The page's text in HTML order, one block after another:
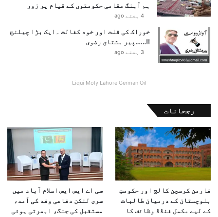
ہم آہنگ مقامی حکومتوں کے قیام پر زور
4 ہفتے ago
خوراک کی قلت اور خود کفالت ۔ایک بڑا چیلنج
!!……پیر مشتاق رضوی
3 ہفتے ago
Liqui Moly Lahore German Oil
رجحانات
فارمن کرسچن کالج اور حکومتِ
بلوچستان کے درمیان طالبات
کے لیے مکمل فنڈڈ وظائف کا
سی اے ایس ایس اسلام آباد میں
سری لنکن دفاعی وفد کی آمد،
مستقبل کی جنگ، ابھرتی ہوئی